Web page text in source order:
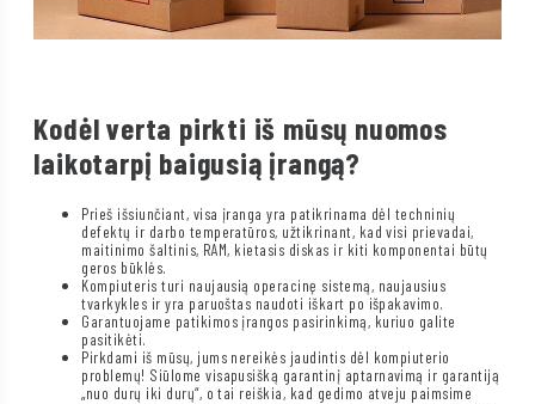
Kodėl verta pirkti iš mūsų nuomos
laikotarpį baigusią įrangą?
Prieš išsiunčiant, visa įranga yra patikrinama dėl techninių
defektų ir darbo temperatūros, užtikrinant, kad visi prievadai,
maitinimo šaltinis, RAM, kietasis diskas ir kiti komponentai būtų
geros būklės.
Kompiuteris turi naujausią operacinę sistemą, naujausius
tvarkykles ir yra paruoštas naudoti iškart po išpakavimo.
Garantuojame patikimos įrangos pasirinkimą, kuriuo galite
pasitikėti.
Pirkdami iš mūsų, jums nereikės jaudintis dėl kompiuterio
problemų! Siūlome visapusišką garantinį aptarnavimą ir garantiją
„nuo durų iki durų“, o tai reiškia, kad gedimo atveju paimsime